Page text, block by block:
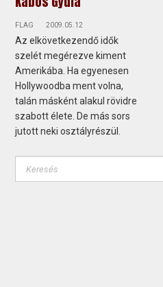
FLAG 2009.05.12
Az elkövetkezendő idők
szelét megérezve kiment
Amerikába. Ha egyenesen
Hollywoodba ment volna,
talán másként alakul rövidre
szabott élete. De más sors
jutott neki osztályrészül.